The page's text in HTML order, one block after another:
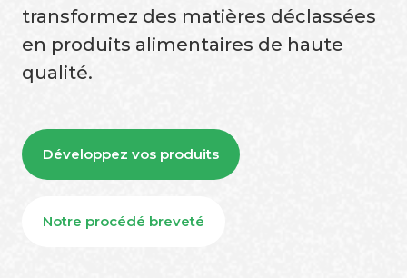
transformez des matières déclassées
en produits alimentaires de haute
qualité.
Développez vos produits
Notre procédé breveté